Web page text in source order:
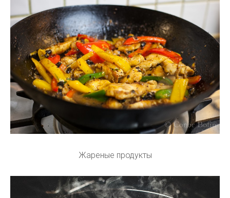
Жареные продукты